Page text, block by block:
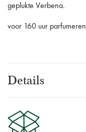
geplukte Verbena.
voor 160 uur parfumeren
Details